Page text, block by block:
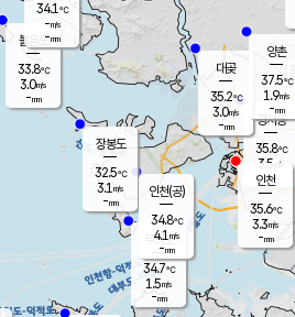
무의도
34.7℃
1.5m/s
-mm
볼음도
33.8℃
3.0m/s
-mm
장봉도
32.5℃
3.1 m/s
-mm
경서동
35.8℃
3.5 m/s
-mm
대곶
35.2℃
3.0m/s
-mm
양촌
37.5℃
1.9m/s
-mm
인천(공)
34.8℃
4.1 m/s
-mm
34.1℃
-m/s
-mm
인천
35.6℃
3.3m/s
-mm